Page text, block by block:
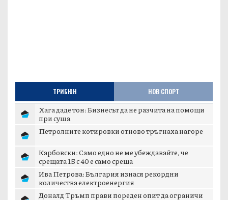
ТРИБЮН НОВ СПОРТ
Хага даде тон: Бизнесът да не разчита на помощи
при суша
Петролните котировки отново тръгнаха нагоре
Карбовски: Само едно не ме убеждавайте, че
срещата 15 с 40 е само среща
Ива Петрова: България изнася рекордни
количества електроенергия
Доналд Тръмп прави пореден опит да ограничи